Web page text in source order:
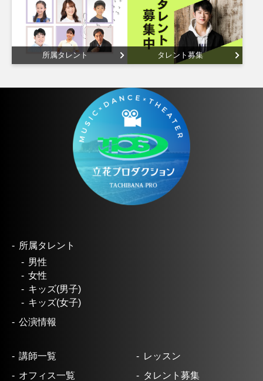
所属タレント タレント募集
所属タレント
男性
女性
キッズ(男子)
キッズ(女子)
公演情報
講師一覧
オフィス一覧
レッスン
タレント募集